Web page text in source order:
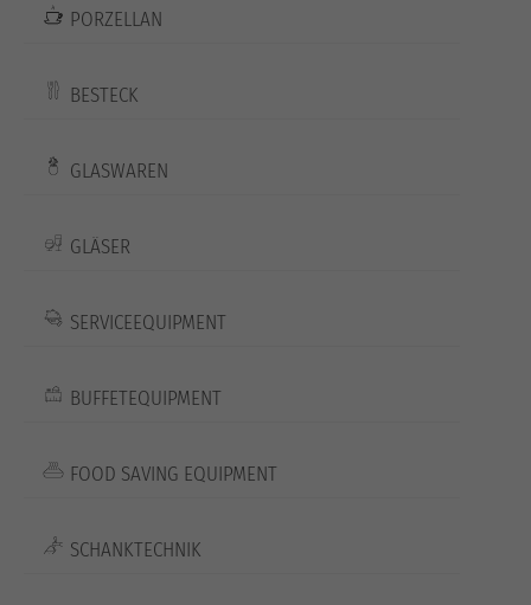
PORZELLAN
BESTECK
GLASWAREN
GLÄSER
SERVICEEQUIPMENT
BUFFETEQUIPMENT
FOOD SAVING EQUIPMENT
SCHANKTECHNIK